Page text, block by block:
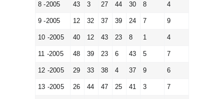
8 -2005 43 3 27 44 30 8 4
9 -2005 12 32 37 39 24 7 9
10 -2005 40 12 43 23 8 1 4
11 -2005 48 39 23 6 43 5 7
12 -2005 29 33 38 4 37 9 6
13 -2005 26 44 47 25 41 3 7